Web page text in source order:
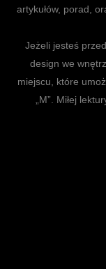
artykułów, porad,
Jeżeli jesteś
design we
miejscu, które
„M”. Miłej